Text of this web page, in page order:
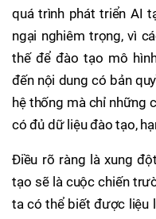
quá trình phát triển AI
ngại nghiêm trọng, vì
thế để đào tạo mô
đến nội dung có bản
hệ thống mà chỉ những
có đủ dữ liệu đào tạo,
Điều rõ ràng là xung
tạo sẽ là cuộc chiến
ta có thể biết được liệu